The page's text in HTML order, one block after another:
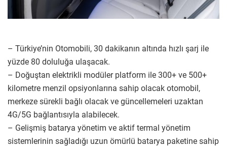
– Türkiye’nin Otomobili, 30 dakikanın altında hızlı şarj ile
yüzde 80 doluluğa ulaşacak.
– Doğuştan elektrikli modüler platform ile 300+ ve 500+
kilometre menzil opsiyonlarına sahip olacak otomobil,
merkeze sürekli bağlı olacak ve güncellemeleri uzaktan
4G/5G bağlantısıyla alabilecek.
– Gelişmiş batarya yönetim ve aktif termal yönetim
sistemlerinin sağladığı uzun ömürlü batarya paketine sahip